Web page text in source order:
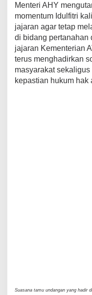
Menteri AHY
momentum Idulfitri
jajaran agar tetap
di bidang pertanahan
jajaran Kementerian
terus menghadirkan
masyarakat
kepastian hukum hak
Suasana tamu undangan yang hadir